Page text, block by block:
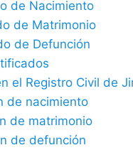
de Nacimiento
de Matrimonio
de Defunción
el Registro Civil de
de nacimiento
de matrimonio
de defunción